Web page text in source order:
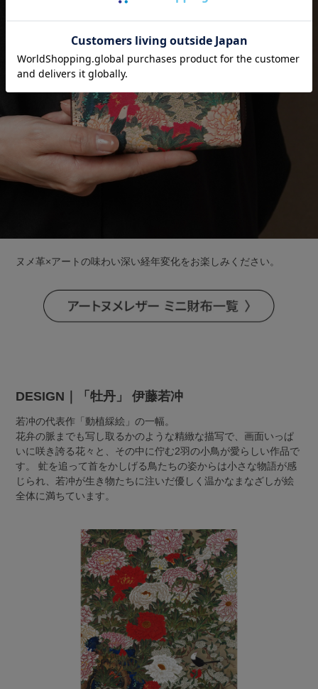
ヌメ革×アートの味わい深い経年変化をお楽しみください。
DESIGN｜「牡丹」 伊藤若冲
若冲の代表作「動植綵絵」の一幅。
花弁の脈までも写し取るかのような精緻な描写で、画面いっぱ
いに咲き誇る花々と、その中に佇む2羽の小鳥が愛らしい作品で
す。 虻を追って首をかしげる鳥たちの姿からは小さな物語が感
じられ、若冲が生き物たちに注いだ優しく温かなまなざしが絵
全体に満ちています。